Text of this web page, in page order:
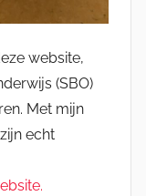
website,
(SBO)
Met mijn
echt